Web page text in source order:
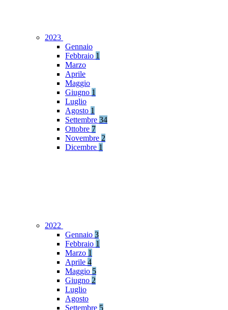
2023
Gennaio
Febbraio 1
Marzo
Aprile
Maggio
Giugno 1
Luglio
Agosto 1
Settembre 34
Ottobre 7
Novembre 2
Dicembre 1
2022
Gennaio 3
Febbraio 1
Marzo 1
Aprile 4
Maggio 5
Giugno 2
Luglio
Agosto
Settembre 5